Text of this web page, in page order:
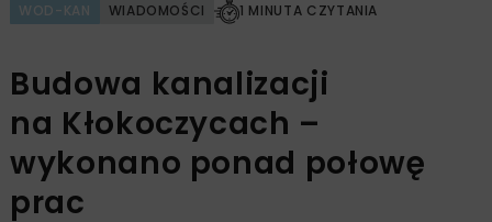
WOD-KAN WIADOMOŚCI 1 MINUTA CZYTANIA
Budowa kanalizacji
na Kłokoczycach –
wykonano ponad połowę
prac